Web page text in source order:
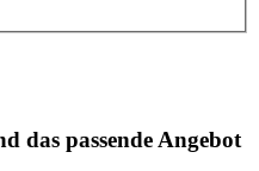
das passende Angebot